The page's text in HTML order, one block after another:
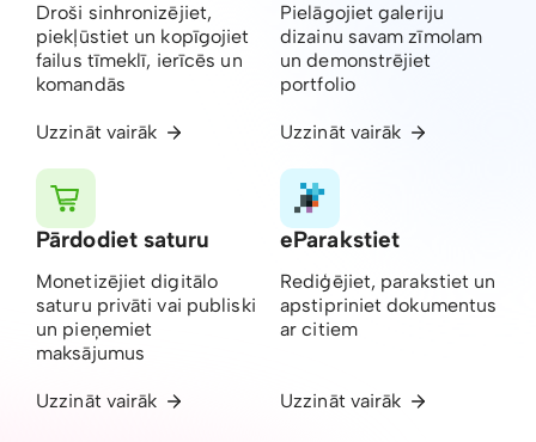
Droši sinhronizējiet,
piekļūstiet un kopīgojiet
failus tīmeklī, ierīcēs un
komandās
Uzzināt vairāk
Pielāgojiet galeriju
dizainu savam zīmolam
un demonstrējiet
portfolio
Uzzināt vairāk
Pārdodiet saturu
Monetizējiet digitālo
saturu privāti vai publiski
un pieņemiet
maksājumus
Uzzināt vairāk
eParakstiet
Rediģējiet, parakstiet un
apstipriniet dokumentus
ar citiem
Uzzināt vairāk